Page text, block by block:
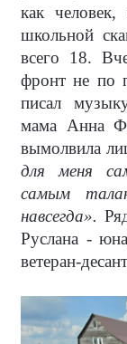
как
школьной
всего 18.
фронт не по
писал
мама Анна
вымолвила
для меня
самым
навсегда».
Руслана -
ветеран-